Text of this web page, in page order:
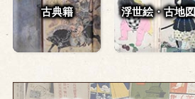
古典籍 浮世絵・古地図